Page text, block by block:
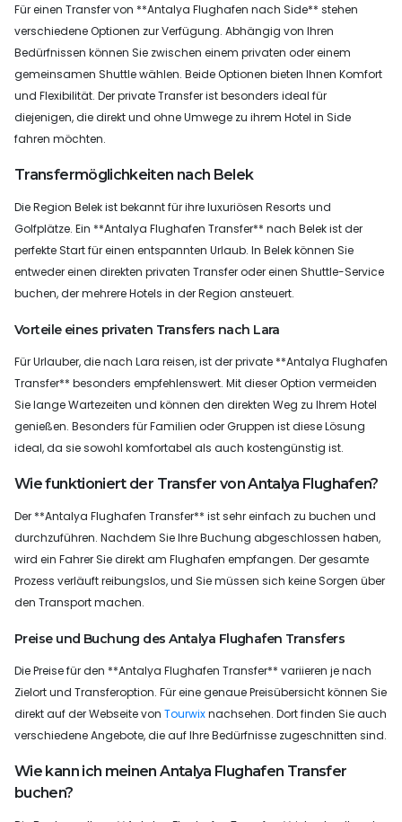
Für einen Transfer von **Antalya Flughafen nach Side** stehen
verschiedene Optionen zur Verfügung. Abhängig von Ihren
Bedürfnissen können Sie zwischen einem privaten oder einem
gemeinsamen Shuttle wählen. Beide Optionen bieten Ihnen Komfort
und Flexibilität. Der private Transfer ist besonders ideal für
diejenigen, die direkt und ohne Umwege zu ihrem Hotel in Side
fahren möchten.
Transfermöglichkeiten nach Belek
Die Region Belek ist bekannt für ihre luxuriösen Resorts und
Golfplätze. Ein **Antalya Flughafen Transfer** nach Belek ist der
perfekte Start für einen entspannten Urlaub. In Belek können Sie
entweder einen direkten privaten Transfer oder einen Shuttle-Service
buchen, der mehrere Hotels in der Region ansteuert.
Vorteile eines privaten Transfers nach Lara
Für Urlauber, die nach Lara reisen, ist der private **Antalya Flughafen
Transfer** besonders empfehlenswert. Mit dieser Option vermeiden
Sie lange Wartezeiten und können den direkten Weg zu Ihrem Hotel
genießen. Besonders für Familien oder Gruppen ist diese Lösung
ideal, da sie sowohl komfortabel als auch kostengünstig ist.
Wie funktioniert der Transfer von Antalya Flughafen?
Der **Antalya Flughafen Transfer** ist sehr einfach zu buchen und
durchzuführen. Nachdem Sie Ihre Buchung abgeschlossen haben,
wird ein Fahrer Sie direkt am Flughafen empfangen. Der gesamte
Prozess verläuft reibungslos, und Sie müssen sich keine Sorgen über
den Transport machen.
Preise und Buchung des Antalya Flughafen Transfers
Die Preise für den **Antalya Flughafen Transfer** variieren je nach
Zielort und Transferoption. Für eine genaue Preisübersicht können Sie
direkt auf der Webseite von Tourwixnachsehen. Dort finden Sie auch
verschiedene Angebote, die auf Ihre Bedürfnisse zugeschnitten sind.
Wie kann ich meinen Antalya Flughafen Transfer
buchen?